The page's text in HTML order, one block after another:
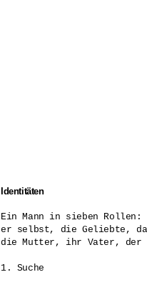
Identitäten
Ein Mann in sieben Rollen:
er selbst, die Geliebte,
die Mutter, ihr Vater, der
1. Suche